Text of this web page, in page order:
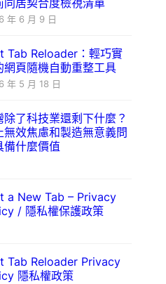
同居契合度檢視清單
年 6 月 9 日
Tab Reloader：輕巧實
網頁隨機自動重整工具
年 5 月 18 日
除了科技業還剩下什麼？
無效焦慮和製造無意義問
備什麼價值
a New Tab – Privacy
/ 隱私權保護政策
Tab Reloader Privacy
隱私權政策